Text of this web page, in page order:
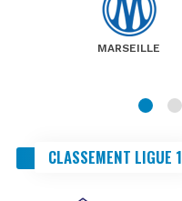
MARSEILLE
CLASSEMENT LIGUE 1